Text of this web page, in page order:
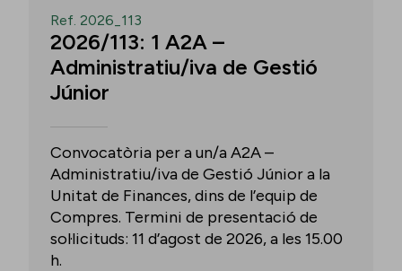
Ref. 2026_113
2026/113: 1 A2A –
Administratiu/iva de Gestió
Júnior
Convocatòria per a un/a A2A –
Administratiu/iva de Gestió Júnior a la
Unitat de Finances, dins de l’equip de
Compres. Termini de presentació de
sol·licituds: 11 d’agost de 2026, a les 15.00
h.